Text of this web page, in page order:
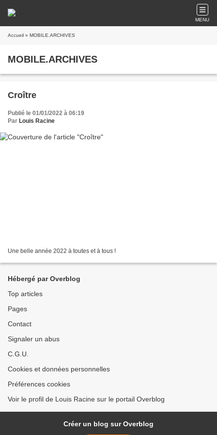
MENU
Accueil » MOBILE.ARCHIVES
MOBILE.ARCHIVES
Croître
Publié le 01/01/2022 à 06:19
Par Louis Racine
Une belle année 2022 à toutes et à tous !
Hébergé par Overblog
Top articles
Pages
Contact
Signaler un abus
C.G.U.
Cookies et données personnelles
Préférences cookies
Voir le profil de Louis Racine sur le portail Overblog
Créer un blog sur Overblog